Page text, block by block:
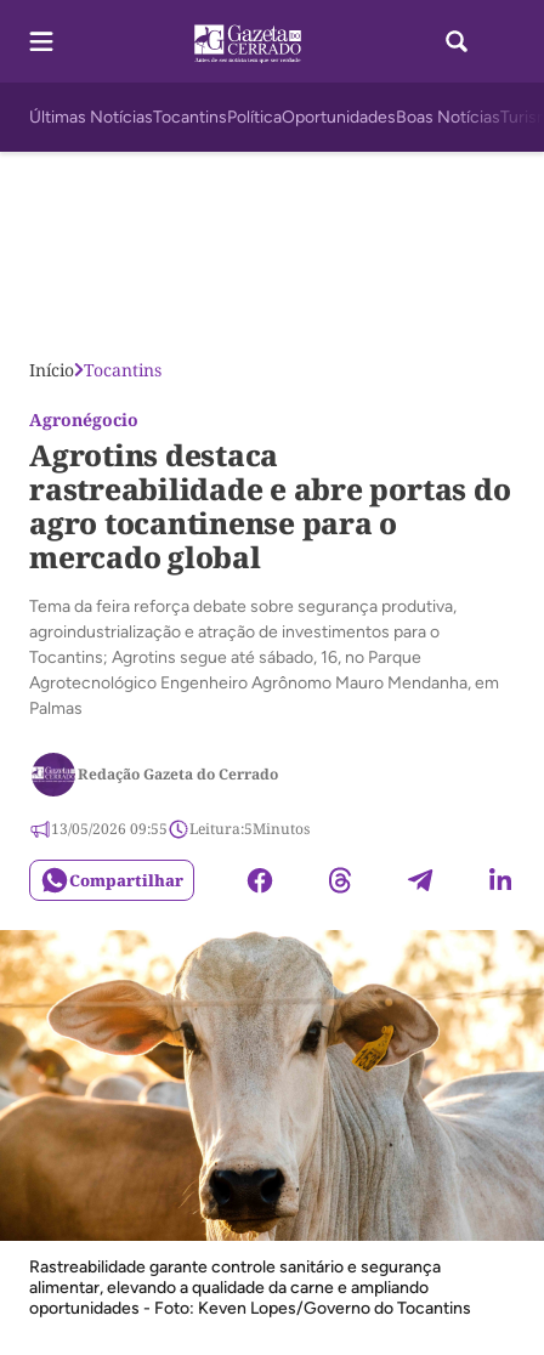
Últimas NotíciasTocantinsPolíticaOportunidadesBoas Notícias
Início Tocantins
Agronégocio
Agrotins destaca
rastreabilidade e abre portas do
agro tocantinense para o
mercado global
Tema da feira reforça debate sobre segurança produtiva,
agroindustrialização e atração de investimentos para o
Tocantins; Agrotins segue até sábado, 16, no Parque
Agrotecnológico Engenheiro Agrônomo Mauro Mendanha, em
Palmas
Redação Gazeta do Cerrado
13/05/2026 09:55 Leitura:5Minutos
Compartilhar
Rastreabilidade garante controle sanitário e segurança
alimentar, elevando a qualidade da carne e ampliando
oportunidades - Foto: Keven Lopes/Governo do Tocantins